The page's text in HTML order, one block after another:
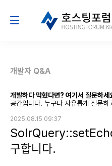
개발자 Q&A
개발하다 막혔다면? 여기서 질문하세
공간입니다. 누구나 자유롭게 질문하
2025.08.15 09:37
구합니다.